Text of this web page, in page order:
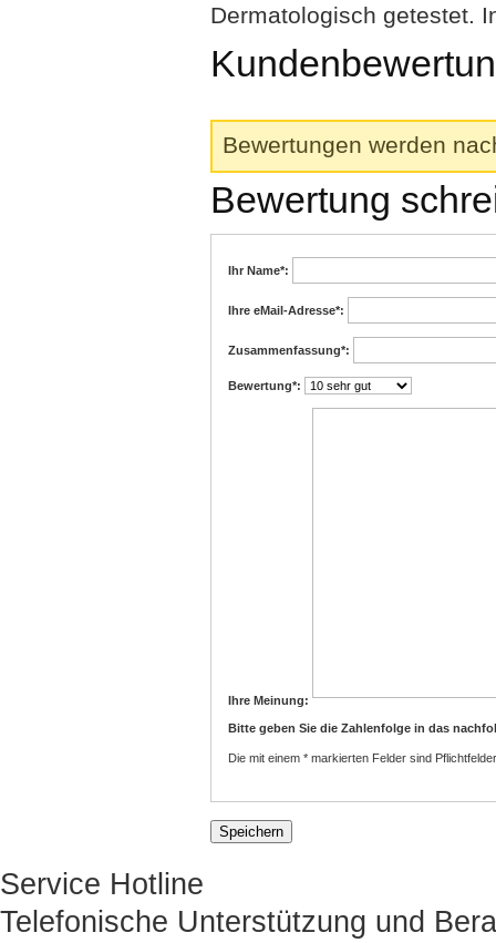
Dermatologisch getestet.
Bewertungen werden
Bewertung
Ihr Name*:
Ihre eMail-Adresse*:
Zusammenfassung*:
Bewertung*:
Ihre Meinung:
Bitte geben Sie die Zahlenfolge in das
Die mit einem * markierten Felder sind
Service Hotline
Telefonische Unterstützung und